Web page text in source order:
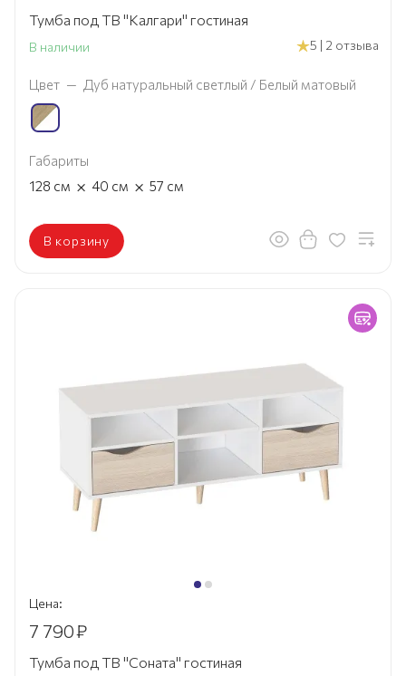
Тумба под ТВ "Калгари" гостиная
В наличии 5 | 2 отзыва
Цвет — Дуб натуральный светлый / Белый матовый
Габариты
128 см × 40 см × 57 см
В корзину
Цена:
7 790₽
Тумба под ТВ "Соната" гостиная